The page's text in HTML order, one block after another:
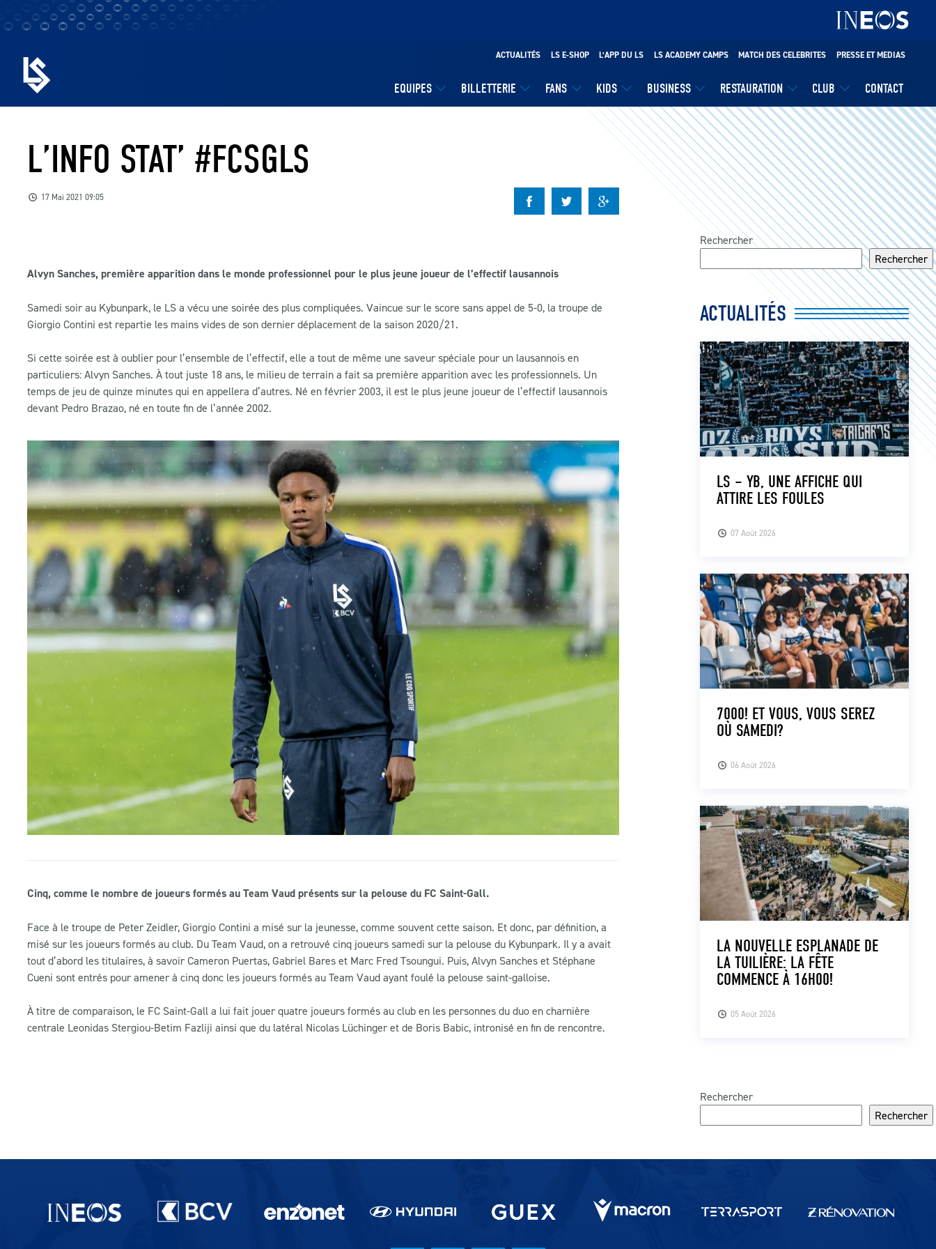
EQUIPES BILLETTERIE FANS KIDS BUSINESS RESTAURATION CLUB CONTACT
ACTUALITÉS LS E-SHOP L’APP DU LS LS ACADEMY CAMPS MATCH DES CELEBRITES PRESSE ET MEDIAS
L’INFO STAT’ #FCSGLS
17 Mai 2021 09:05
Alvyn Sanches, première apparition dans le monde professionnel pour le plus jeune joueur de l’effectif lausannois
Samedi soir au Kybunpark, le LS a vécu une soirée des plus compliquées. Vaincue sur le score sans appel de 5-0, la troupe de
Giorgio Contini est repartie les mains vides de son dernier déplacement de la saison 2020/21.
Si cette soirée est à oublier pour l’ensemble de l’effectif, elle a tout de même une saveur spéciale pour un lausannois en
particuliers: Alvyn Sanches. À tout juste 18 ans, le milieu de terrain a fait sa première apparition avec les professionnels. Un
temps de jeu de quinze minutes qui en appellera d’autres. Né en février 2003, il est le plus jeune joueur de l’effectif lausannois
devant Pedro Brazao, né en toute fin de l’année 2002.
Cinq, comme le nombre de joueurs formés au Team Vaud présents sur la pelouse du FC Saint-Gall.
Face à le troupe de Peter Zeidler, Giorgio Contini a misé sur la jeunesse, comme souvent cette saison. Et donc, par définition, a
misé sur les joueurs formés au club. Du Team Vaud, on a retrouvé cinq joueurs samedi sur la pelouse du Kybunpark. Il y a avait
tout d’abord les titulaires, à savoir Cameron Puertas, Gabriel Bares et Marc Fred Tsoungui. Puis, Alvyn Sanches et Stéphane
Cueni sont entrés pour amener à cinq donc les joueurs formés au Team Vaud ayant foulé la pelouse saint-galloise.
À titre de comparaison, le FC Saint-Gall a lui fait jouer quatre joueurs formés au club en les personnes du duo en charnière
centrale Leonidas Stergiou-Betim Fazliji ainsi que du latéral Nicolas Lüchinger et de Boris Babic, intronisé en fin de rencontre.
Rechercher
Rechercher
ACTUALITÉS
07 Août 2026
LS – YB, UNE AFFICHE QUI
ATTIRE LES FOULES
06 Août 2026
7000! ET VOUS, VOUS SEREZ
OÙ SAMEDI?
05 Août 2026
LA NOUVELLE ESPLANADE DE
LA TUILIÈRE: LA FÊTE
COMMENCE À 16H00!
Rechercher
Rechercher
Partenaires du lausanne-Sport